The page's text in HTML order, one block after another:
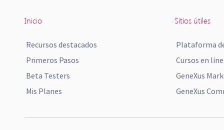
Inicio
Recursos destacados
Primeros Pasos
Beta Testers
Mis Planes
Sitios útiles
Plataforma
Cursos en
GeneXus
GeneXus